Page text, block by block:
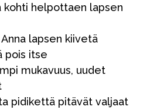
kohti helpottaen lapsen
lapsen kiivetä
pois itse
mukavuus, uudet
pidikettä pitävät valjaat